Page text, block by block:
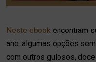
Neste ebook encontram
ano, algumas opções
com outros gulosos,